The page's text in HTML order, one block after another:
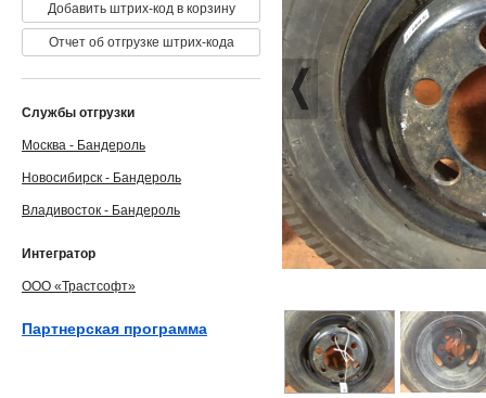
Добавить штрих-код в корзину
Отчет об отгрузке штрих-кода
Службы отгрузки
Москва - Бандероль
Новосибирск - Бандероль
Владивосток - Бандероль
Интегратор
ООО «Трастсофт»
Партнерская программа